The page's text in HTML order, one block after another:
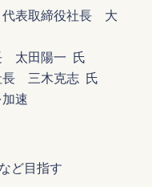
表取締役社長 大
太田陽一 氏
長 三木克志 氏
速
ど目指す